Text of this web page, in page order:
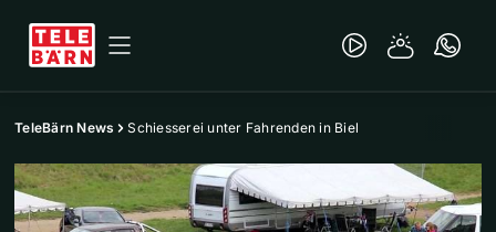
TeleBärn News Schiesserei unter Fahrenden in Biel